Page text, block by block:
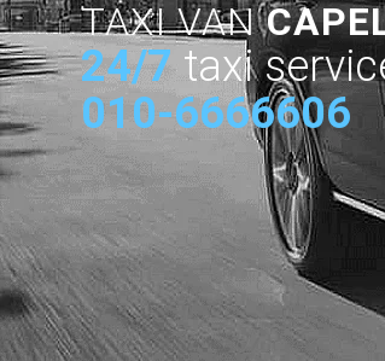
TAXI VAN
24/7 taxi
010-6666606